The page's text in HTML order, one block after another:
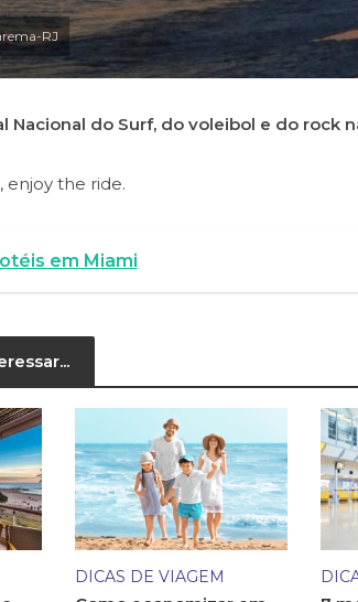
RJ
Nacional do Surf, do voleibol e do rock
enjoy the ride.
em Miami
DICAS DE VIAGEM